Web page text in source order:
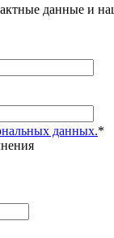
данные и
данных.*